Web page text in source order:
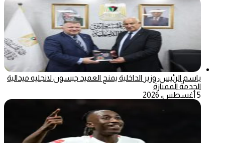
باسم الرئيس: وزير الداخلية يمنح العميد جيسون لانجليه ميدالية
الخدمة الممتازة
5 أغسطس، 2026